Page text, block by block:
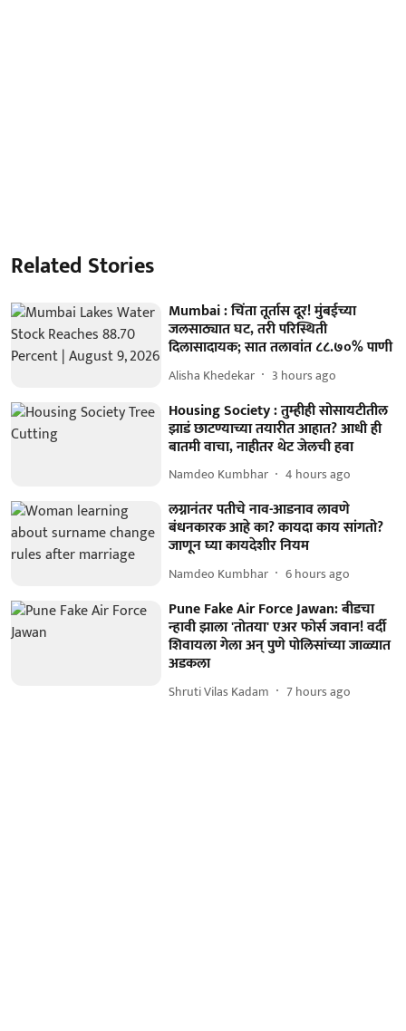
Related Stories
Mumbai : चिंता तूर्तास दूर! मुंबईच्या
जलसाठ्यात घट, तरी परिस्थिती
दिलासादायक; सात तलावांत ८८.७०% पाणी
Alisha Khedekar 3 hours ago
Housing Society : तुम्हीही सोसायटीतील
झाडं छाटण्याच्या तयारीत आहात? आधी ही
बातमी वाचा, नाहीतर थेट जेलची हवा
Namdeo Kumbhar 4 hours ago
लग्नानंतर पतीचे नाव-आडनाव लावणे
बंधनकारक आहे का? कायदा काय सांगतो?
जाणून घ्या कायदेशीर नियम
Namdeo Kumbhar 6 hours ago
Pune Fake Air Force Jawan: बीडचा
न्हावी झाला 'तोतया' एअर फोर्स जवान! वर्दी
शिवायला गेला अन् पुणे पोलिसांच्या जाळ्यात
अडकला
Shruti Vilas Kadam 7 hours ago